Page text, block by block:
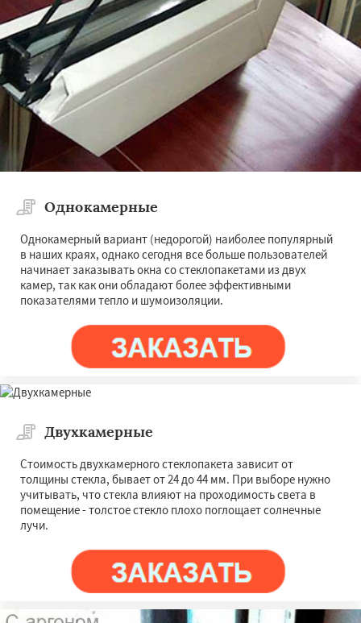
Однокамерные
Однокамерный вариант (недорогой) наиболее популярный
в наших краях, однако сегодня все больше пользователей
начинает заказывать окна со стеклопакетами из двух
камер, так как они обладают более эффективными
показателями тепло и шумоизоляции.
Двухкамерные
Стоимость двухкамерного стеклопакета зависит от
толщины стекла, бывает от 24 до 44 мм. При выборе нужно
учитывать, что стекла влияют на проходимость света в
помещение - толстое стекло плохо поглощает солнечные
лучи.